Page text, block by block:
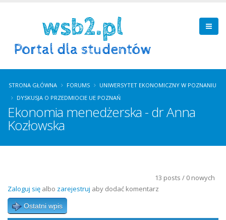
STRONA GŁÓWNA FORUMS
UNIWERSYTET EKONOMICZNY W POZNANIU
DYSKUSJA O PRZEDMIOCIE UE POZNAŃ
Ekonomia menedżerska - dr Anna
Kozłowska
13 posts / 0 nowych
Zaloguj się albo zarejestruj aby dodać komentarz
Ostatni wpis